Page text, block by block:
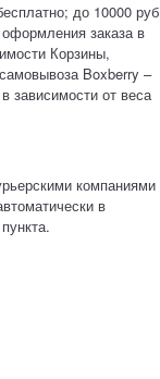
до 10000 руб
заказа в
Корзины,
Boxberry –
зависимости от веса
компаниями
в